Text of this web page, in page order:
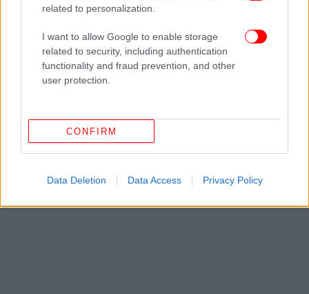
related to personalization.
I want to allow Google to enable storage
related to security, including authentication
functionality and fraud prevention, and other
user protection.
CONFIRM
Data Deletion Data Access Privacy Policy